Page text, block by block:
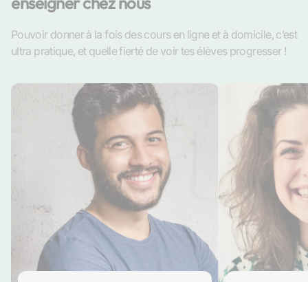
Pouvoir donner à la fois des cours en ligne et à domicile, c’est
ultra pratique, et quelle fierté de voir tes élèves progresser !